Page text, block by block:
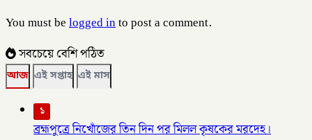
You must belogged into post a comment.
সবচেয়ে বেশি পঠিত
আজ এই সপ্তাহ এই মাস
১
ব্রহ্মপুত্রে নিখোঁজের তিন দিন পর মিলল কৃষকের মরদেহ।